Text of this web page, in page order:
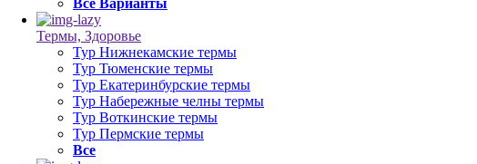
Все Варианты
Термы, Здоровье
Тур Нижнекамские термы
Тур Тюменские термы
Тур Екатеринбурские термы
Тур Набережные челны термы
Тур Воткинские термы
Тур Пермские термы
Все